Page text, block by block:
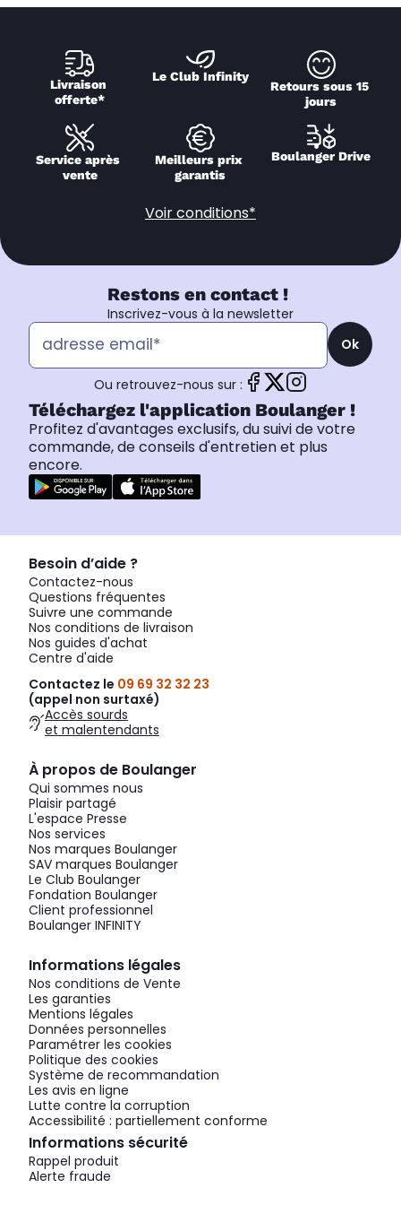
Livraison
offerte*
Le Club Infinity
Retours sous 15
jours
Service après
vente
Meilleurs prix
garantis
Boulanger Drive
Voir conditions*
Restons en contact !
Inscrivez-vous à la newsletter
Ok
Ou retrouvez-nous sur :
Téléchargez l'application Boulanger !
Profitez d'avantages exclusifs, du suivi de votre
commande, de conseils d'entretien et plus
encore.
Besoin d’aide ?
Contactez-nous
Questions fréquentes
Suivre une commande
Nos conditions de livraison
Nos guides d'achat
Centre d'aide
Contactez le 09 69 32 32 23
(appel non surtaxé)
Accès sourds
et malentendants
À propos de Boulanger
Qui sommes nous
Plaisir partagé
L'espace Presse
Nos services
Nos marques Boulanger
SAV marques Boulanger
Le Club Boulanger
Fondation Boulanger
Client professionnel
Boulanger INFINITY
Informations légales
Nos conditions de Vente
Les garanties
Mentions légales
Données personnelles
Paramétrer les cookies
Politique des cookies
Système de recommandation
Les avis en ligne
Lutte contre la corruption
Accessibilité : partiellement conforme
Informations sécurité
Rappel produit
Alerte fraude